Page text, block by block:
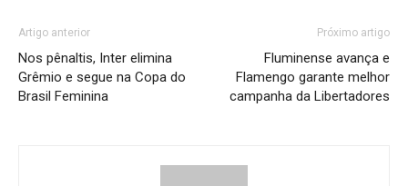
Artigo anterior
Nos pênaltis, Inter elimina
Grêmio e segue na Copa do
Brasil Feminina
Próximo artigo
Fluminense avança e
Flamengo garante melhor
campanha da Libertadores